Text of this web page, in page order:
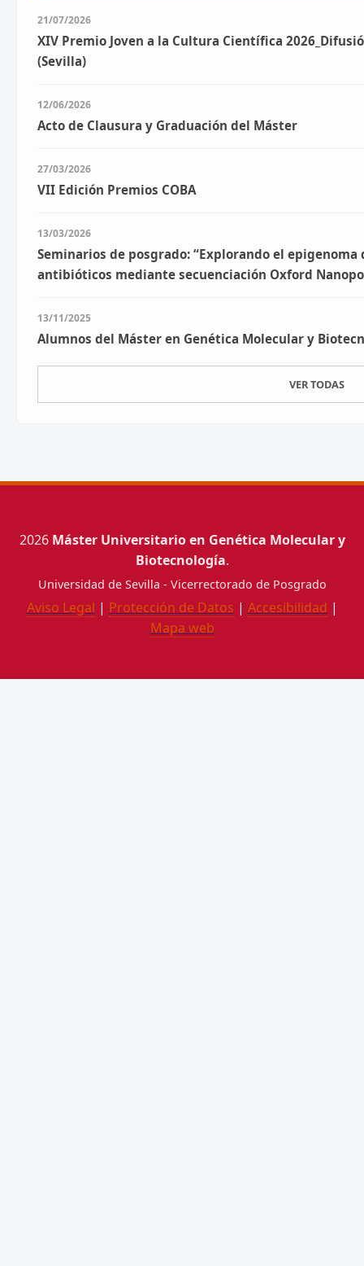
21/07/2026
XIV Premio Joven a la Cultura Científica
(Sevilla)
12/06/2026
Acto de Clausura y Graduación del Máster
27/03/2026
VII Edición Premios COBA
13/03/2026
Seminarios de posgrado: “Explorando el
antibióticos mediante secuenciación Oxford
13/11/2025
Alumnos del Máster en Genética Molecular y
VER TODAS
2026 Máster Universitario en Genética Molecular y
Biotecnología.
Universidad de Sevilla - Vicerrectorado de Posgrado
Aviso Legal | Protección de Datos | Accesibilidad |
Mapa web